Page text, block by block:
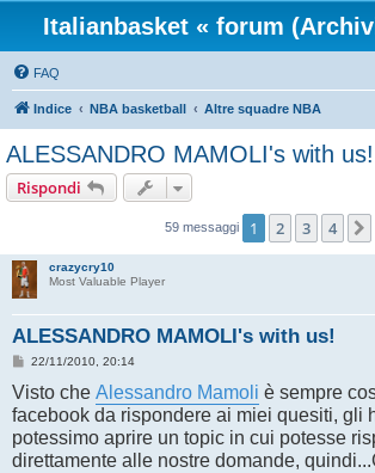
Italianbasket « forum
FAQ
Indice NBA basketball Altre squadre NBA
ALESSANDRO MAMOLI's with us!
Rispondi
59 messaggi 1 2 3 4
crazycry10
Most Valuable Player
ALESSANDRO MAMOLI's with us!
M
s
s
a
g
g
i
22/11/2010, 20:14
Visto che Alessandro Mamoli è sempre
facebook da rispondere ai miei quesiti, gli
potessimo aprire un topic in cui potesse
direttamente alle nostre domande,